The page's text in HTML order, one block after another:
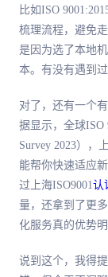
比如ISO
梳理流程，避免
是因为选了本地
本。有没有遇到
对了，还有一个
据显示，全球ISO
Survey 2023），
能帮你快速适应
过上海ISO9001 认
量，还拿到了更
化服务真的优势明
说到这个，我得